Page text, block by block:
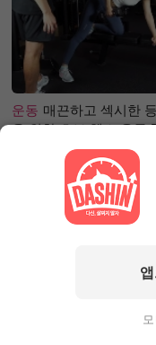
운동 매끈하고 섹시한
을 위한 초보 헬스 운동
챌린지 1등 거머쥔, 그